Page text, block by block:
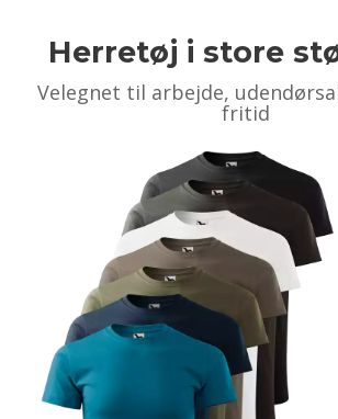
Herretøj i store
Velegnet til arbejde,
fritid